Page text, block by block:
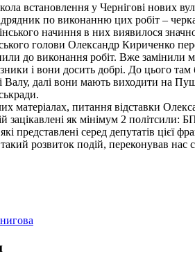
встановлення у Чернігові нових
по виконанню цих робіт –
начиння в них виявилося
голови Олександр Кириченко
до виконання робіт. Вже замінили
і вони досить добрі. До цього
далі вони мають виходити на
питання відставки
зацікавлені як мінімум 2
представлені серед депутатів цієї
розвиток подій, переконував нас